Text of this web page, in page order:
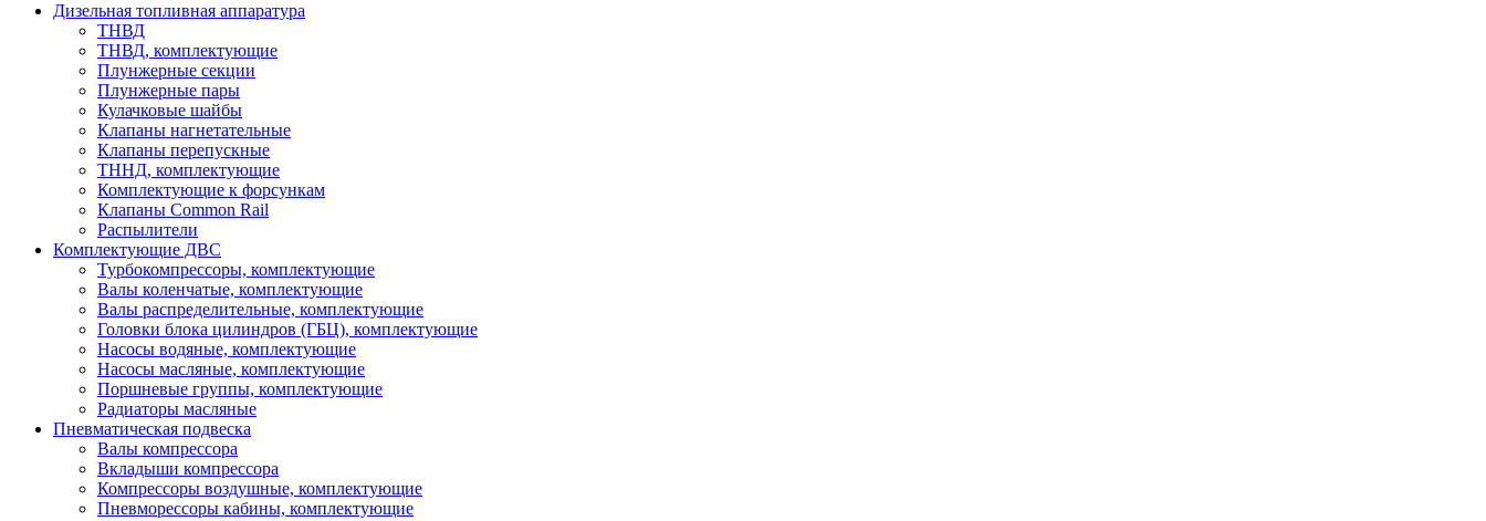
Дизельная топливная аппаратура
ТНВД
ТНВД, комплектующие
Плунжерные секции
Плунжерные пары
Кулачковые шайбы
Клапаны нагнетательные
Клапаны перепускные
ТННД, комплектующие
Комплектующие к форсункам
Клапаны Common Rail
Распылители
Комплектующие ДВС
Турбокомпрессоры, комплектующие
Валы коленчатые, комплектующие
Валы распределительные, комплектующие
Головки блока цилиндров (ГБЦ), комплектующие
Насосы водяные, комплектующие
Насосы масляные, комплектующие
Поршневые группы, комплектующие
Радиаторы масляные
Пневматическая подвеска
Валы компрессора
Вкладыши компрессора
Компрессоры воздушные, комплектующие
Пневморессоры кабины, комплектующие